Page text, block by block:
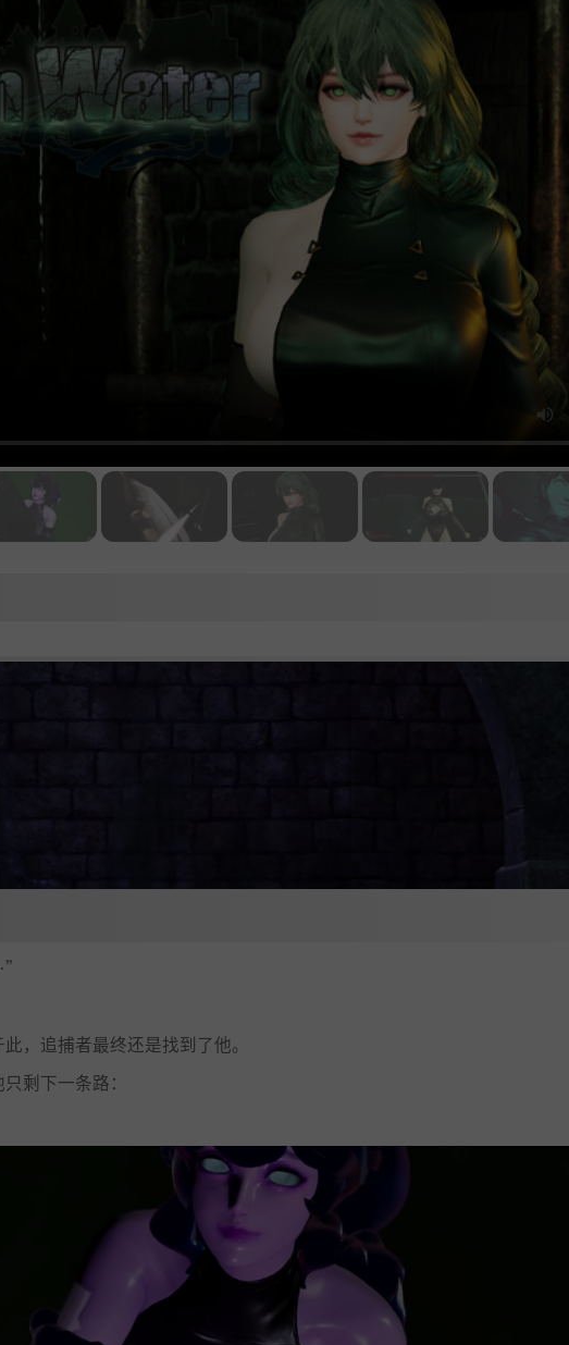
，追捕者最终还是找到了他。
剩下一条路：